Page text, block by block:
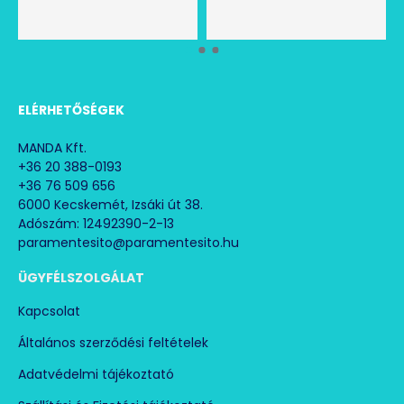
Belső helyiségek, lakóhelyiségek, dolgozószobák
Autószerelő műhelye
Raktár- és munkasátrak
​​Hőszigetelt konténerek, öltözök
Működési tartomány: -15 - 30 °C
Ajánlott biztosíték: 16 A
ELÉRHETŐSÉGEK
MANDA Kft.
+36 20 388-0193
+36 76 509 656
6000 Kecskemét, Izsáki út 38.
Adószám: 12492390-2-13
paramentesito@paramentesito.hu
ÜGYFÉLSZOLGÁLAT
Kapcsolat
Általános szerződési feltételek
Adatvédelmi tájékoztató